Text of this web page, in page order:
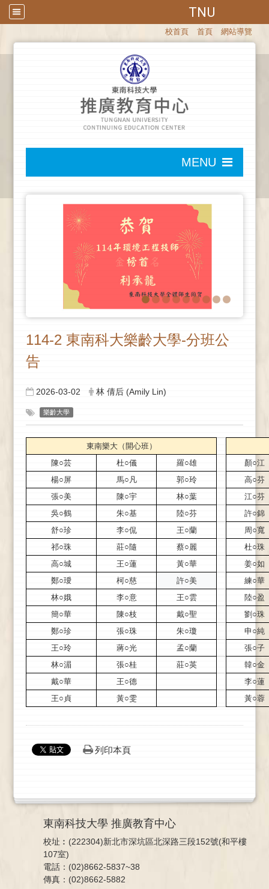
TNU
校首頁 首頁 網站導覽
MENU
114-2 東南科大樂齡大學-分班公
告
2026-03-02 林 倩后 (Amily Lin)
樂齡大學
東南樂大（開心班）
陳○芸
杜○儀 羅○雄
顏○江
楊○屏
馬○凡 郭○玲
高○芬
張○美
陳○宇 林○葉
江○芬
吳○鶴
朱○基 陸○芬
許○錦
舒○珍
李○侃 王○蘭
周○寬
祁○珠
莊○隨 蔡○麗
杜○珠
高○城
王○蓮 黃○華
姜○如
鄭○璦
柯○慈 許○美
練○華
林○娥
李○意 王○雲
陸○盈
簡○華
陳○枝 戴○聖
劉○珠
鄭○珍
張○珠 朱○瓊
申○純
王○玲
蔣○光 孟○蘭
張○子
林○湄
張○桂 莊○英
韓○金
戴○華
王○德
李○蓮
王○貞
黃○雯 黃○蓉
列印本頁
東南科技大學 推廣教育中心
校址︰(222304)新北市深坑區北深路三段152號(和平樓
107室)
電話：(02)8662-5837~38
傳真：(02)8662-5882